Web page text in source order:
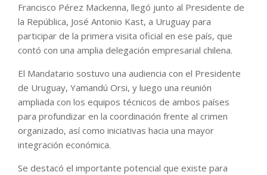
Francisco Pérez Mackenna, llegó junto al Presidente de
la República, José Antonio Kast, a Uruguay para
participar de la primera visita oficial en ese país, que
contó con una amplia delegación empresarial chilena.
El Mandatario sostuvo una audiencia con el Presidente
de Uruguay, Yamandú Orsi, y luego una reunión
ampliada con los equipos técnicos de ambos países
para profundizar en la coordinación frente al crimen
organizado, así como iniciativas hacia una mayor
integración económica.
Se destacó el importante potencial que existe para